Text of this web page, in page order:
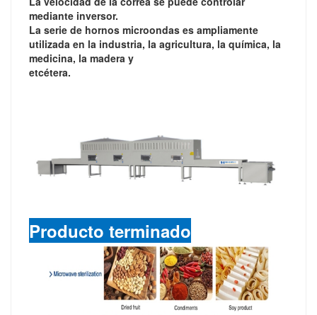
mediante inversor.
La serie de hornos microondas es ampliamente
utilizada en la industria, la agricultura, la química, la
medicina, la madera y
etcétera.
Producto terminado